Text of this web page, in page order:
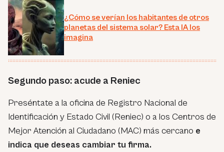
¿Cómo se verían los habitantes de otros
planetas del sistema solar? Esta IA los
imagina
Segundo paso: acude a Reniec
Preséntate a la oficina de Registro Nacional de
Identificación y Estado Civil (Reniec) o a los Centros de
Mejor Atención al Ciudadano (MAC) más cercano e
indica que deseas cambiar tu firma.